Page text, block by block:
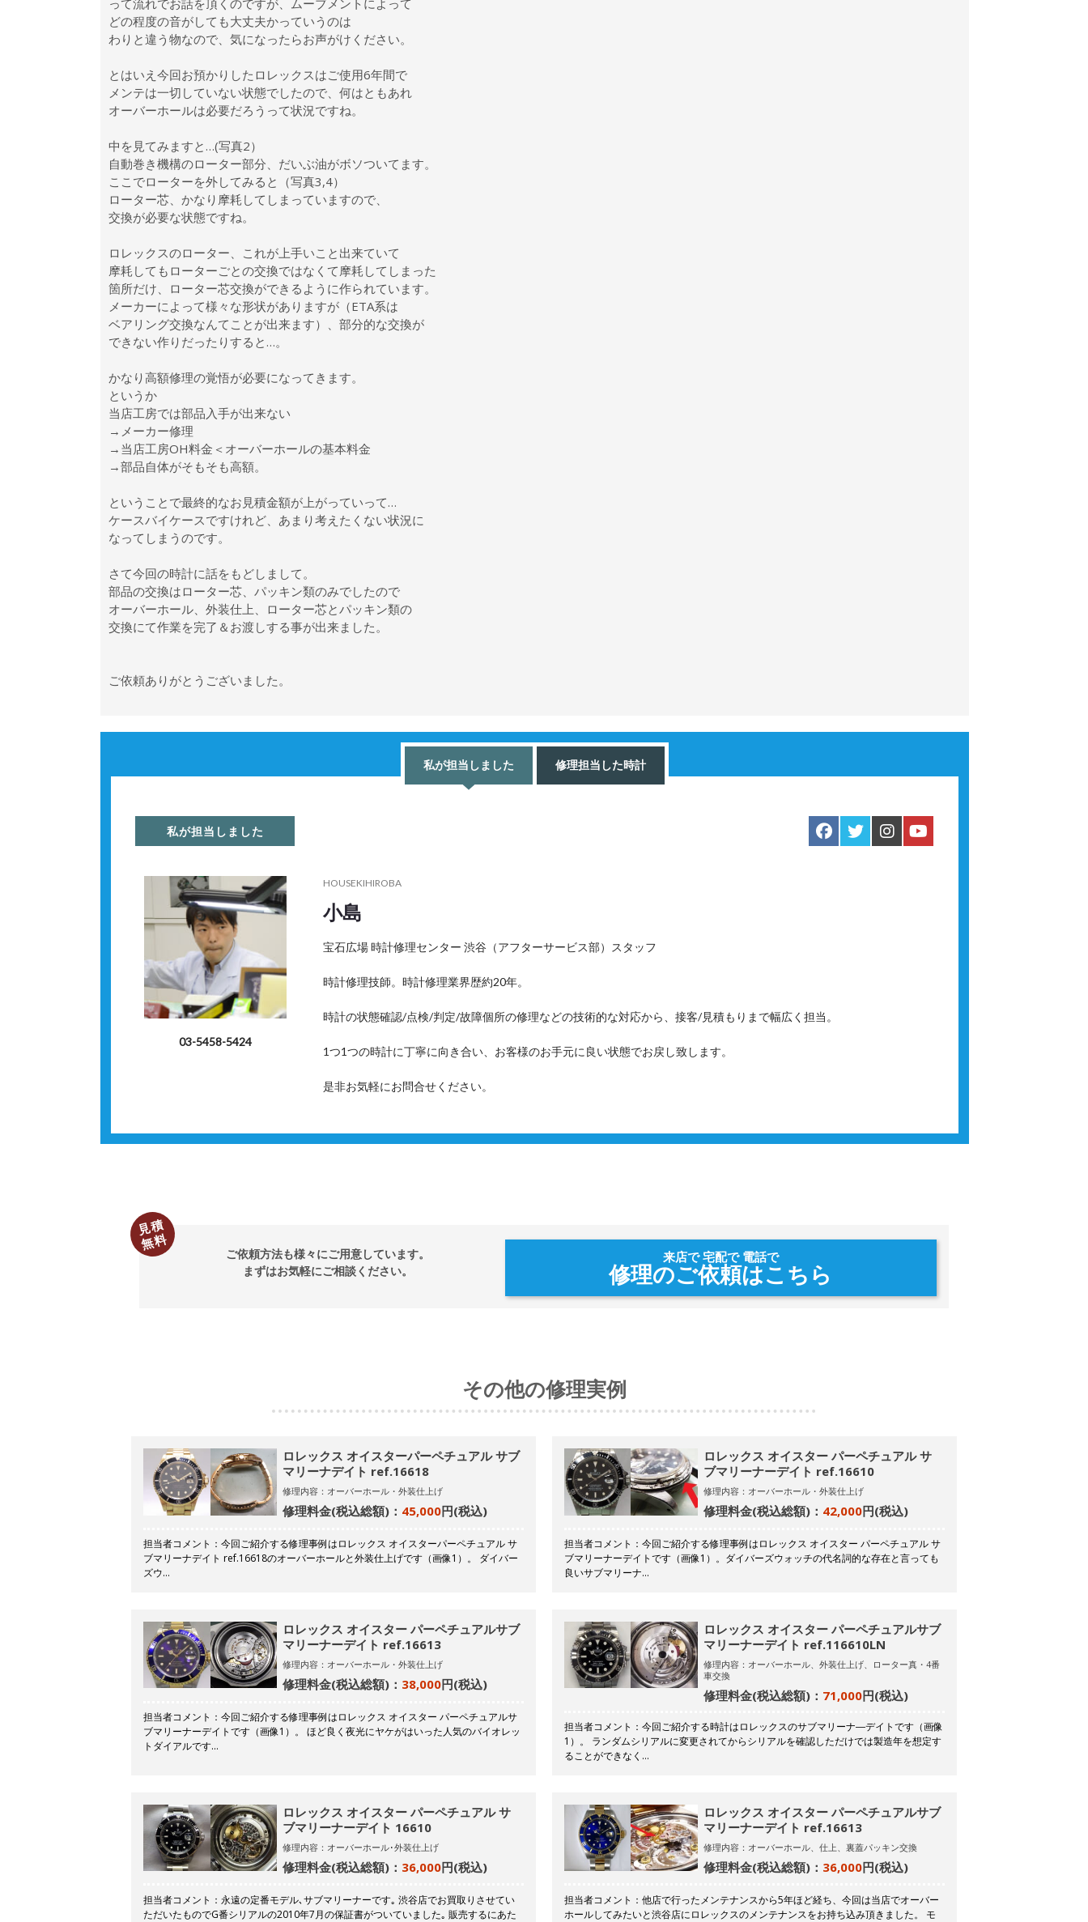
って流れでお話を頂くのですが、ムーブメントによって
どの程度の音がしても大丈夫かっていうのは
わりと違う物なので、気になったらお声がけください。
とはいえ今回お預かりしたロレックスはご使用6年間で
メンテは一切していない状態でしたので、何はともあれ
オーバーホールは必要だろうって状況ですね。
中を見てみますと…(写真2）
自動巻き機構のローター部分、だいぶ油がボソついてます。
ここでローターを外してみると（写真3,4）
ローター芯、かなり摩耗してしまっていますので、
交換が必要な状態ですね。
ロレックスのローター、これが上手いこと出来ていて
摩耗してもローターごとの交換ではなくて摩耗してしまった
箇所だけ、ローター芯交換ができるように作られています。
メーカーによって様々な形状がありますが（ETA系は
ベアリング交換なんてことが出来ます）、部分的な交換が
できない作りだったりすると…。
かなり高額修理の覚悟が必要になってきます。
というか
当店工房では部品入手が出来ない
→メーカー修理
→当店工房OH料金＜オーバーホールの基本料金
→部品自体がそもそも高額。
ということで最終的なお見積金額が上がっていって…
ケースバイケースですけれど、あまり考えたくない状況に
なってしまうのです。
さて今回の時計に話をもどしまして。
部品の交換はローター芯、パッキン類のみでしたので
オーバーホール、外装仕上、ローター芯とパッキン類の
交換にて作業を完了＆お渡しする事が出来ました。
ご依頼ありがとうございました。
私が担当しました 修理担当した時計
私が担当しました
03-5458-5424
HOUSEKIHIROBA
小島
宝石広場 時計修理センター 渋谷（アフターサービス部）スタッフ
時計修理技師。時計修理業界歴約20年。
時計の状態確認/点検/判定/故障個所の修理などの技術的な対応から、接客/見積もりまで幅広く担当。
1つ1つの時計に丁寧に向き合い、お客様のお手元に良い状態でお戻し致します。
是非お気軽にお問合せください。
ご依頼方法も様々にご用意しています。
まずはお気軽にご相談ください。
来店で 宅配で 電話で
修理のご依頼はこちら
見積
無料
その他の修理実例
ロレックス オイスターパーペチュアル サブ
マリーナデイト ref.16618
修理内容：オーバーホール・外装仕上げ
修理料金(税込総額)： 45,000円(税込)
担当者コメント：今回ご紹介する修理事例はロレックス オイスターパーペチュアル サ
ブマリーナデイト ref.16618のオーバーホールと外装仕上げです（画像1）。 ダイバー
ズウ…
ロレックス オイスター パーペチュアル サ
ブマリーナーデイト ref.16610
修理内容：オーバーホール・外装仕上げ
修理料金(税込総額)： 42,000円(税込)
担当者コメント：今回ご紹介する修理事例はロレックス オイスター パーペチュアル サ
ブマリーナーデイトです（画像1）。ダイバーズウォッチの代名詞的な存在と言っても
良いサブマリーナ…
ロレックス オイスター パーペチュアルサブ
マリーナーデイト ref.16613
修理内容：オーバーホール・外装仕上げ
修理料金(税込総額)： 38,000円(税込)
担当者コメント：今回ご紹介する修理事例はロレックス オイスター パーペチュアルサ
ブマリーナーデイトです（画像1）。 ほど良く夜光にヤケがはいった人気のバイオレッ
トダイアルです…
ロレックス オイスター パーペチュアルサブ
マリーナーデイト ref.116610LN
修理内容：オーバーホール、外装仕上げ、ローター真・4番
車交換
修理料金(税込総額)： 71,000円(税込)
担当者コメント：今回ご紹介する時計はロレックスのサブマリーナ―デイトです（画像
1）。 ランダムシリアルに変更されてからシリアルを確認しただけでは製造年を想定す
ることができなく…
ロレックス オイスター パーペチュアル サ
ブマリーナーデイト 16610
修理内容：オーバーホール･外装仕上げ
修理料金(税込総額)： 36,000円(税込)
担当者コメント：永遠の定番モデル､サブマリーナーです｡ 渋谷店でお買取りさせてい
ただいたものでG番シリアルの2010年7月の保証書がついていました｡ 販売するにあた
ロレックス オイスター パーペチュアルサブ
マリーナーデイト ref.16613
修理内容：オーバーホール、仕上、裏蓋パッキン交換
修理料金(税込総額)： 36,000円(税込)
担当者コメント：他店で行ったメンテナンスから5年ほど経ち、今回は当店でオーバー
ホールしてみたいと渋谷店にロレックスのメンテナンスをお持ち込み頂きました。 モ